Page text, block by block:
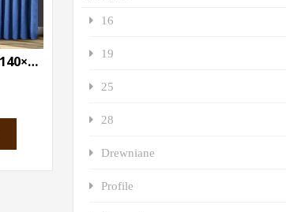
Zasłona Rosa, Melanie 140×270
16
19
25
28
Drewniane
Profile